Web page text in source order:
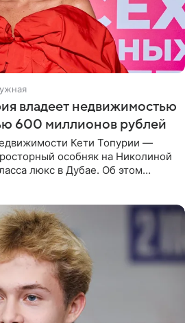
владеет недвижимостью
600 миллионов рублей
Кети Топурии —
особняк на Николиной
люкс в Дубае. Об этом